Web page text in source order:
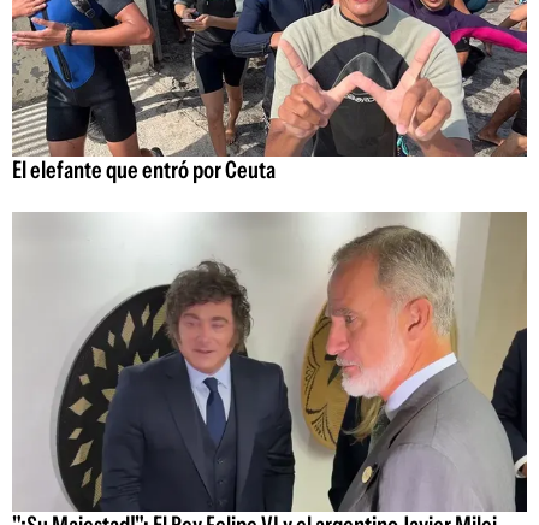
El elefante que entró por Ceuta